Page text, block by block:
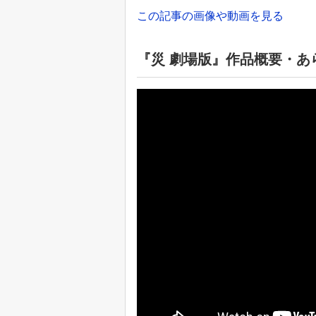
この記事の画像や動画を見る
『災 劇場版』作品概要・あ